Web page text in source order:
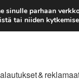
&
sinulle parhaan
tai niiden